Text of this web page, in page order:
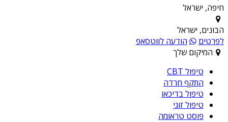
חיפה, ישראל
הבונים, ישראל
לפרטים
הודעה לווטסאפ
המיקום שלך
טיפול CBT
התקף חרדה
טיפול בדיכאו
טיפול זוגי
פוסט טראומה